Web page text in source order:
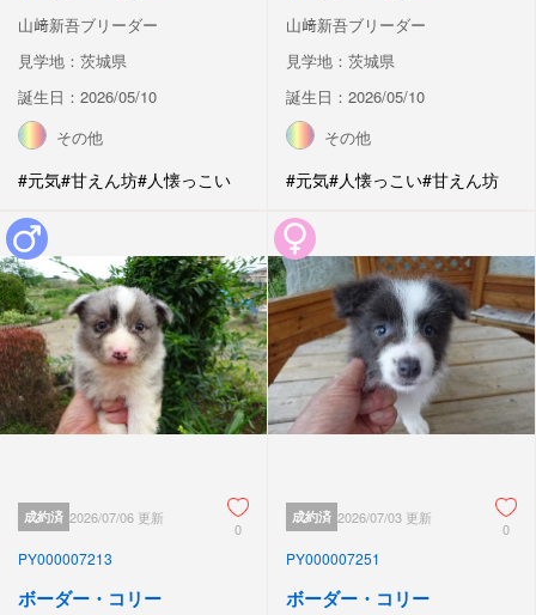
山﨑新吾ブリーダー
見学地：茨城県
誕生日：2026/05/10
その他
#元気#甘えん坊#人懐っこい
山﨑新吾ブリーダー
見学地：茨城県
誕生日：2026/05/10
その他
#元気#人懐っこい#甘えん坊
成約済 2026/07/06 更新
0
PY000007213
ボーダー・コリー
成約済 2026/07/03 更新
0
PY000007251
ボーダー・コリー